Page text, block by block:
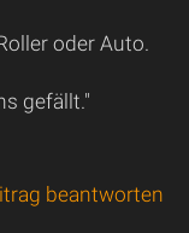
oder Auto.
gefällt."
beantworten